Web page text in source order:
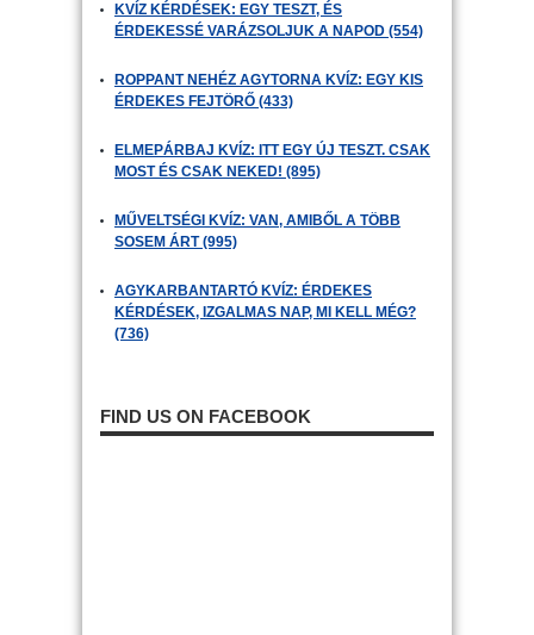
KVÍZ KÉRDÉSEK: EGY TESZT, ÉS
ÉRDEKESSÉ VARÁZSOLJUK A NAPOD (554)
ROPPANT NEHÉZ AGYTORNA KVÍZ: EGY KIS
ÉRDEKES FEJTÖRŐ (433)
ELMEPÁRBAJ KVÍZ: ITT EGY ÚJ TESZT. CSAK
MOST ÉS CSAK NEKED! (895)
MŰVELTSÉGI KVÍZ: VAN, AMIBŐL A TÖBB
SOSEM ÁRT (995)
AGYKARBANTARTÓ KVÍZ: ÉRDEKES
KÉRDÉSEK, IZGALMAS NAP, MI KELL MÉG?
(736)
FIND US ON FACEBOOK